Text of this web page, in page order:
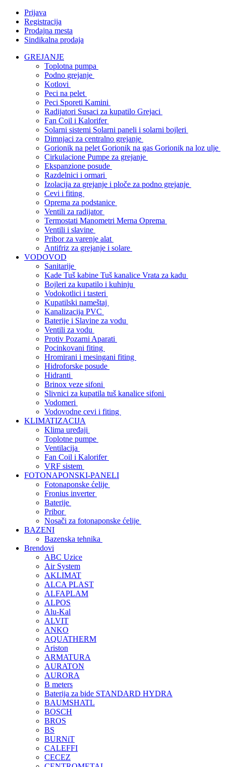
Prijava
Registracija
Prodajna mesta
Sindikalna prodaja
GREJANJE
Toplotna pumpa
Podno grejanje
Kotlovi
Peci na pelet
Peci Sporeti Kamini
Radijatori Susaci za kupatilo Grejaci
Fan Coil i Kalorifer
Solarni sistemi Solarni paneli i solarni bojleri
Dimnjaci za centralno grejanje
Gorionik na pelet Gorionik na gas Gorionik na loz ulje
Cirkulacione Pumpe za grejanje
Ekspanzione posude
Razdelnici i ormari
Izolacija za grejanje i ploče za podno grejanje
Cevi i fiting
Oprema za podstanice
Ventili za radijator
Termostati Manometri Merna Oprema
Ventili i slavine
Pribor za varenje alat
Antifriz za grejanje i solare
VODOVOD
Sanitarije
Kade Tuš kabine Tuš kanalice Vrata za kadu
Bojleri za kupatilo i kuhinju
Vodokotlici i tasteri
Kupatilski nameštaj
Kanalizacija PVC
Baterije i Slavine za vodu
Ventili za vodu
Protiv Pozarni Aparati
Pocinkovani fiting
Hromirani i mesingani fiting
Hidroforske posude
Hidranti
Brinox veze sifoni
Slivnici za kupatila tuš kanalice sifoni
Vodomeri
Vodovodne cevi i fiting
KLIMATIZACIJA
Klima uređaji
Toplotne pumpe
Ventilacija
Fan Coil i Kalorifer
VRF sistem
FOTONAPONSKI-PANELI
Fotonaponske ćelije
Fronius inverter
Baterije
Pribor
Nosači za fotonaponske ćelije
BAZENI
Bazenska tehnika
Brendovi
ABC Uzice
Air System
AKLIMAT
ALCA PLAST
ALFAPLAM
ALPOS
Alu-Kal
ALVIT
ANKO
AQUATHERM
Ariston
ARMATURA
AURATON
AURORA
B meters
Baterija za bide STANDARD HYDRA
BAUMSHATL
BOSCH
BROS
BS
BURNiT
CALEFFI
CECEZ